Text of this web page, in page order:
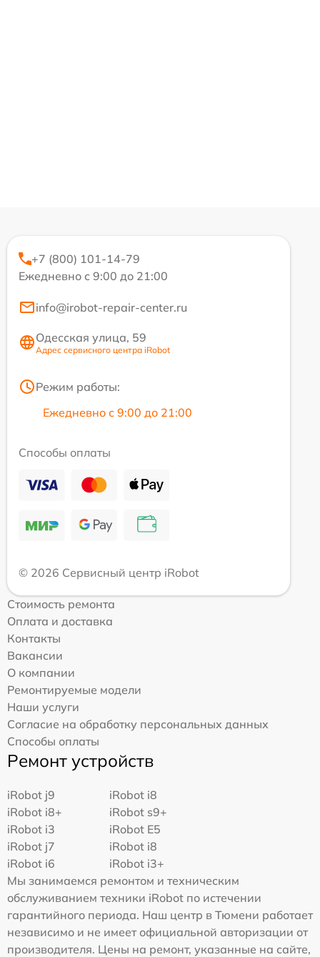
+7 (800) 101-14-79
Ежедневно с 9:00 до 21:00
info@irobot-repair-center.ru
Одесская улица, 59
Адрес сервисного центра iRobot
Режим работы:
Ежедневно с 9:00 до 21:00
Способы оплаты
© 2026 Сервисный центр iRobot
Стоимость ремонта
Оплата и доставка
Контакты
Вакансии
О компании
Ремонтируемые модели
Наши услуги
Согласие на обработку персональных данных
Способы оплаты
Ремонт устройств
iRobot j9
iRobot i8
iRobot i8+
iRobot s9+
iRobot i3
iRobot E5
iRobot j7
iRobot i8
iRobot i6
iRobot i3+
Мы занимаемся ремонтом и техническим
обслуживанием техники iRobot по истечении
гарантийного периода. Наш центр в Тюмени работает
независимо и не имеет официальной авторизации от
производителя. Цены на ремонт, указанные на сайте,